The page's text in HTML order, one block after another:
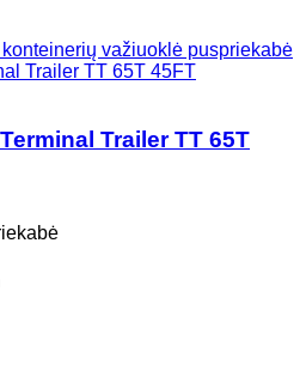
konteinerių važiuoklė puspriekabė
Trailer TT 65T 45FT
Trailer TT 65T